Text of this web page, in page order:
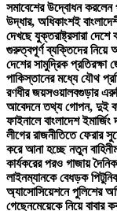
সমাবেশের উদ্বোধন করলেন
উদ্ধার, অধিকাংশই
দেখছে যুক্তরাষ্ট্রসারা দেশে
গুরুত্বপূর্ণ ব্যক্তিদের নিয়ে
দেশের সামুদ্রিক প্রতিরক্ষা
পাকিস্তানের মধ্যে যৌথ
রণধীর জয়সওয়ালবগুড়ার
আবেদনে তথ্য গোপন, দুই
ফাইনালে বাংলাদেশ ইমার্জিং
লীগের রাজনীতিতে ফেরার
করে আনা হচ্ছে নতুন বাহিনী
কার্যকরের পরও গাজায়
লাইনম্যানকে বেধড়ক পিটুনি
অ্যাসোসিয়েশনে পুলিশের
গেছেনমেয়েকে নিয়ে বাবার